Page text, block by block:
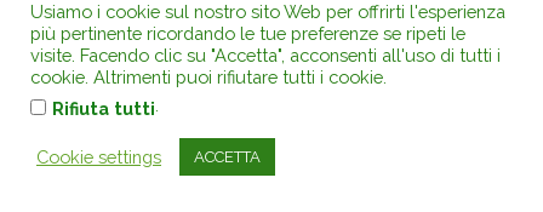
La conclusione contenuta nei provvedimenti
impugnati appare infatti del tutto sfornita del supporto
istruttorio e motivatorio idoneo a consentirne un
positivo scrutinio in relazione alle proposizioni
normative appena richiamate, nonché al rischio di una
possibile maggiore contaminazione ambientale, pure
Usiamo i cookie sul nostro sito Web per offrirti l'esperienza
più pertinente ricordando le tue preferenze se ripeti le
visite. Facendo clic su "Accetta", acconsenti all'uso di tutti i
cookie. Altrimenti puoi rifiutare tutti i cookie.
Rifiuta tutti
Cookie settings ACCETTA